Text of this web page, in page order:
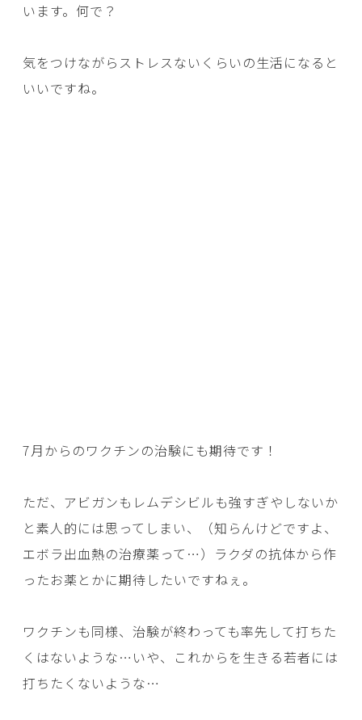
います。何で？
気をつけながらストレスないくらいの生活になると
いいですね。
7月からのワクチンの治験にも期待です！
ただ、アビガンもレムデシビルも強すぎやしないか
と素人的には思ってしまい、（知らんけどですよ、
エボラ出血熱の治療薬って…）ラクダの抗体から作
ったお薬とかに期待したいですねぇ。
ワクチンも同様、治験が終わっても率先して打ちた
くはないような…いや、これからを生きる若者には
打ちたくないような…